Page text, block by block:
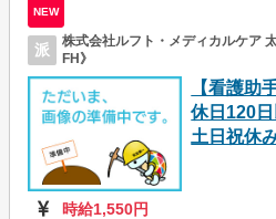
NEW
派
株式会社ルフト・メディカルケア
FH》
【看護助
休日120
土日祝休
時給1,550円